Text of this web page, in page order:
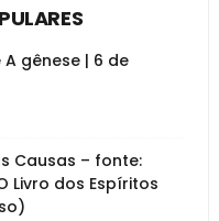
gênese | 6 de
Causas – fonte:
Livro dos Espíritos